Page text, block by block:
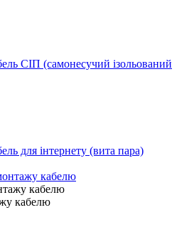
СІП (самонесучий ізольований
для інтернету (вита пара)
кабелю
кабелю
кабелю